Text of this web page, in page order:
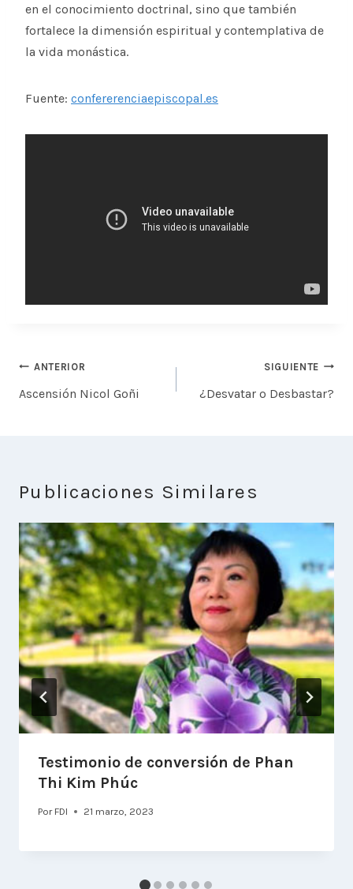
en el conocimiento doctrinal, sino que también
fortalece la dimensión espiritual y contemplativa de
la vida monástica.
Fuente: confererenciaepiscopal.es
Navegación
de
ANTERIOR
Ascensión Nicol Goñi
SIGUIENTE
¿Desvatar o Desbastar?
Publicaciones Similares
Testimonio de conversión de Phan
Thi Kim Phúc
Por FDI 21 marzo, 2023